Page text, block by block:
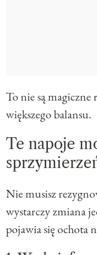
To nie są
większego balansu.
Te napoje
Nie musisz
wystarczy zmiana
pojawia się ochota